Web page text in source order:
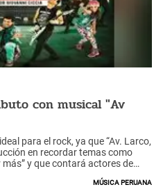
con musical "Av
para el rock, ya que “Av. Larco,
en recordar temas como
más” y que contará actores de
Música peruana